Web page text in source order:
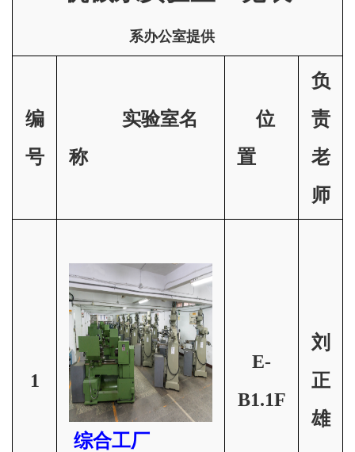
系办公室提供
编
号
实验室名
称
位
置
负
责
老
师
1
综合工厂
E-
B1.1F
刘
正
雄